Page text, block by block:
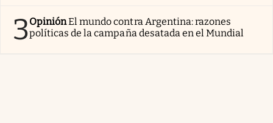
3OpiniónEl mundo contra Argentina: razones
políticas de la campaña desatada en el Mundial